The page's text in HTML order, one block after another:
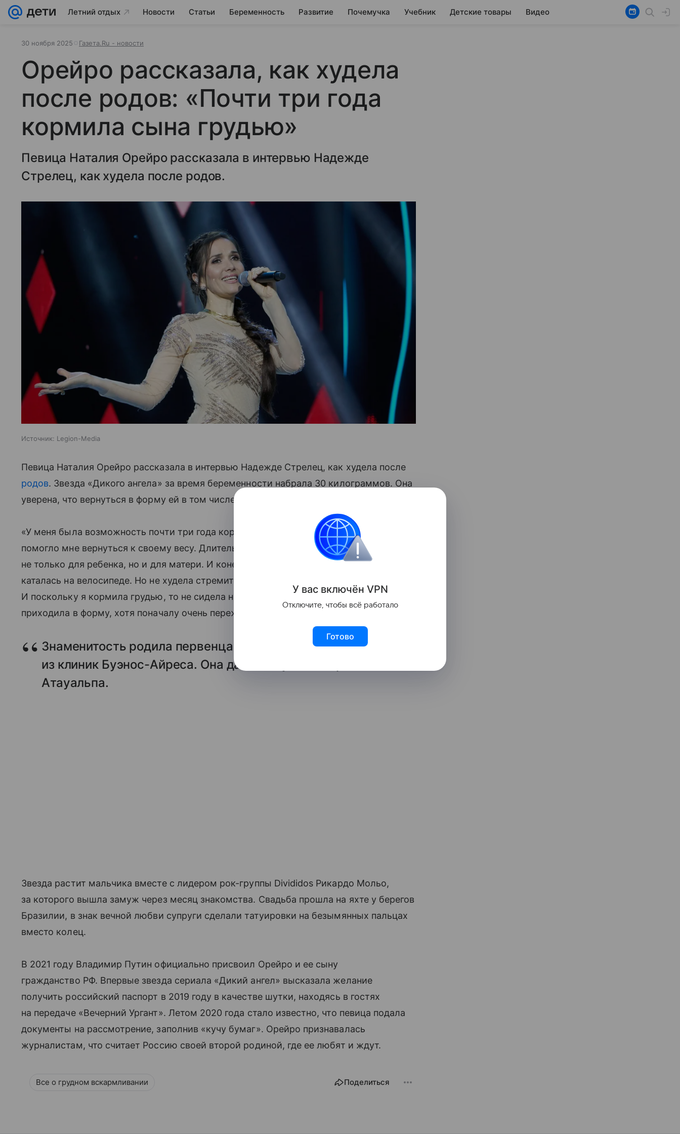
Летний отдых Новости Статьи Беременность Развитие Почемучка Учебник Детские товары Видео
30 ноября 2025 Газета.Ru - новости
Орейро рассказала, как худела
после родов: «Почти три года
кормила сына грудью»
Певица Наталия Орейро рассказала в интервью Надежде
Стрелец, как худела после родов.
Источник: Legion-Media
Певица Наталия Орейро рассказала в интервью Надежде Стрелец, как худела после
родов. Звезда «Дикого ангела» за время беременности набрала 30 килограммов. Она
уверена, что вернуться в форму ей в том числе помогло грудное вскармливание.
«У меня была возможность почти три года кормить сына грудью. И я думаю, это
помогло мне вернуться к своему весу. Длительное грудное вскармливание полезно
не только для ребенка, но и для матери. И конечно спорт. Я вернулась к упражнениям,
каталась на велосипеде. Но не худела стремительно. Это заняло около года.
И поскольку я кормила грудью, то не сидела на диете. Я спокойно и естественно
приходила в форму, хотя поначалу очень переживала», — призналась артистка.
Знаменитость родила первенца 26 января 2012 года в одной
из клиник Буэнос-Айреса. Она дала сыну имя Мерлин
Атауальпа.
Звезда растит мальчика вместе с лидером рок-группы Divididos Рикардо Мольо,
за которого вышла замуж через месяц знакомства. Свадьба прошла на яхте у берегов
Бразилии, в знак вечной любви супруги сделали татуировки на безымянных пальцах
вместо колец.
В 2021 году Владимир Путин официально присвоил Орейро и ее сыну
гражданство РФ. Впервые звезда сериала «Дикий ангел» высказала желание
получить российский паспорт в 2019 году в качестве шутки, находясь в гостях
на передаче «Вечерний Ургант». Летом 2020 года стало известно, что певица подала
документы на рассмотрение, заполнив «кучу бумаг». Орейро признавалась
журналистам, что считает Россию своей второй родиной, где ее любят и ждут.
Все о грудном вскармливании Поделиться
У вас включён VPN
Отключите, чтобы всё работало
Готово